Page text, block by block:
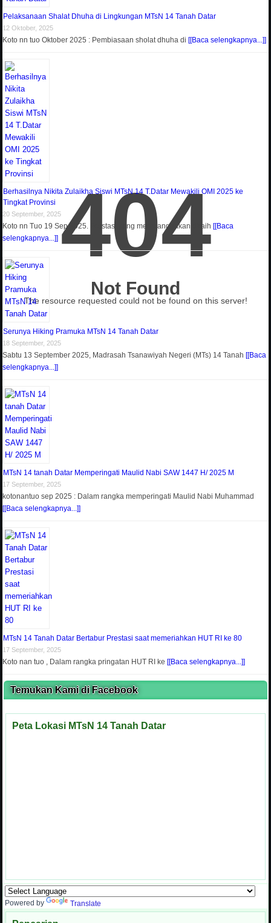
Pelaksanaan Shalat Dhuha di Lingkungan MTsN 14 Tanah Datar
12 Oktober, 2025
Koto nn tuo Oktober 2025 : Pembiasaan sholat dhuha di[[Baca selengkapnya...]]
Berhasilnya Nikita Zulaikha Siswi MTsN 14 T.Datar Mewakili OMI 2025 ke
Tingkat Provinsi
20 September, 2025
Koto nn Tuo 19 Sep 2025. Prestasi yang membanggakan diraih[[Baca
selengkapnya...]]
Serunya Hiking Pramuka MTsN 14 Tanah Datar
18 September, 2025
Sabtu 13 September 2025, Madrasah Tsanawiyah Negeri (MTs) 14 Tanah[[Baca
selengkapnya...]]
MTsN 14 tanah Datar Memperingati Maulid Nabi SAW 1447 H/ 2025 M
17 September, 2025
kotonantuo sep 2025 : Dalam rangka memperingati Maulid Nabi Muhammad
[[Baca selengkapnya...]]
MTsN 14 Tanah Datar Bertabur Prestasi saat memeriahkan HUT RI ke 80
17 September, 2025
Koto nan tuo , Dalam rangka pringatan HUT RI ke[[Baca selengkapnya...]]
Temukan Kami di Facebook
Peta Lokasi MTsN 14 Tanah Datar
Powered by Translate
404
Not Found
The resource requested could not be found on this server!